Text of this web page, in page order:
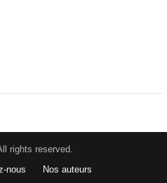
rights reserved.
nous
Nos auteurs